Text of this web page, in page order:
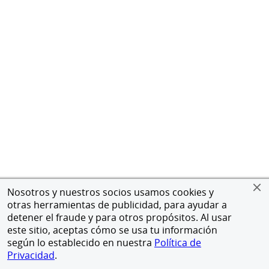
Nosotros y nuestros socios usamos cookies y
otras herramientas de publicidad, para ayudar a
detener el fraude y para otros propósitos. Al usar
este sitio, aceptas cómo se usa tu información
según lo establecido en nuestra Política de
Privacidad.